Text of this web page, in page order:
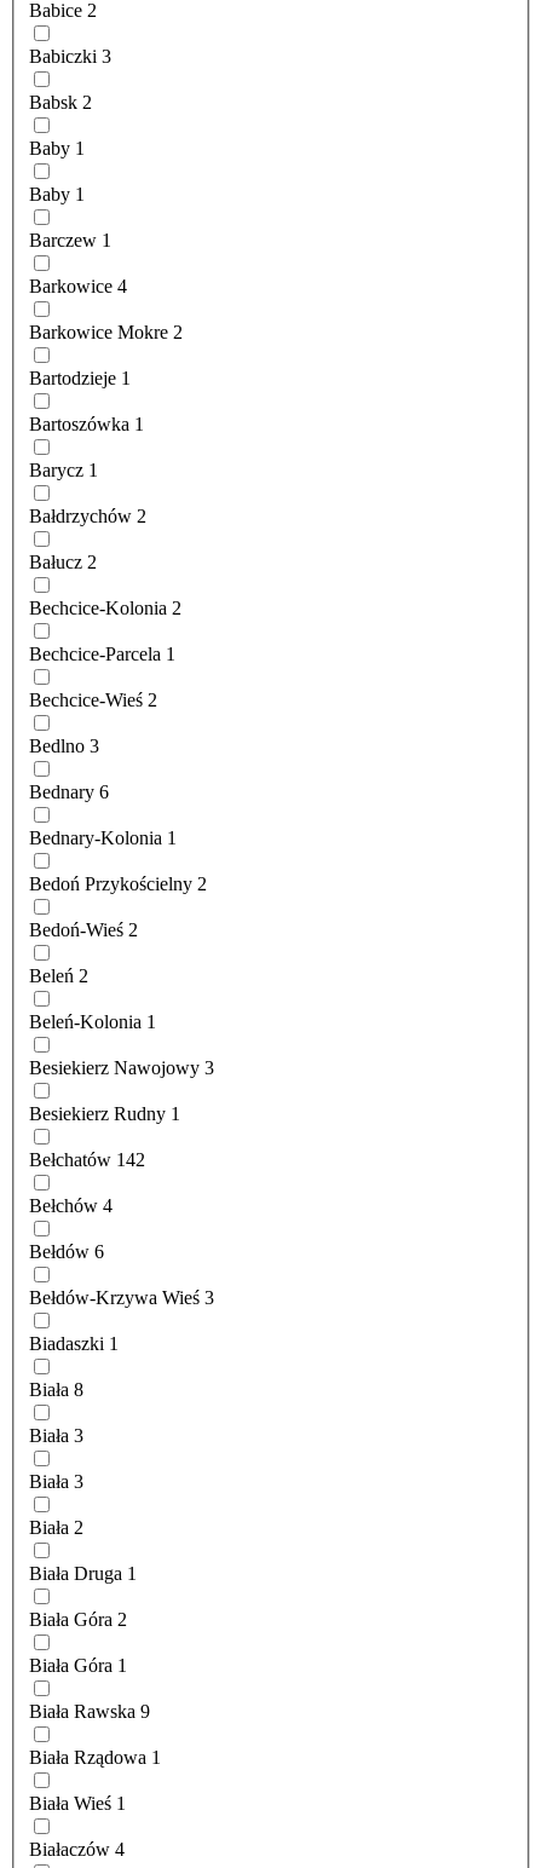
Babice 2
Babiczki 3
Babsk 2
Baby 1
Baby 1
Barczew 1
Barkowice 4
Barkowice Mokre 2
Bartodzieje 1
Bartoszówka 1
Barycz 1
Bałdrzychów 2
Bałucz 2
Bechcice-Kolonia 2
Bechcice-Parcela 1
Bechcice-Wieś 2
Bedlno 3
Bednary 6
Bednary-Kolonia 1
Bedoń Przykościelny 2
Bedoń-Wieś 2
Beleń 2
Beleń-Kolonia 1
Besiekierz Nawojowy 3
Besiekierz Rudny 1
Bełchatów 142
Bełchów 4
Bełdów 6
Bełdów-Krzywa Wieś 3
Biadaszki 1
Biała 8
Biała 3
Biała 3
Biała 2
Biała Druga 1
Biała Góra 2
Biała Góra 1
Biała Rawska 9
Biała Rządowa 1
Biała Wieś 1
Białaczów 4